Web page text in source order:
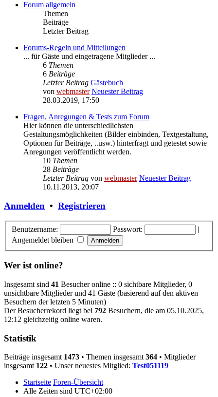
Forum allgemein
Themen
Beiträge
Letzter Beitrag
Forums-Regeln und Mitteilungen
... für Gäste und eingetragene Mitglieder ...
6 Themen
6 Beiträge
Letzter Beitrag Gästebuch
von webmaster Neuester Beitrag
28.03.2019, 17:50
Fragen, Anregungen & Tests zum Forum
Hier können die unterschiedlichsten
Gestaltungsmöglichkeiten (Bilder einbinden, Textgestaltung,
Optionen für Beiträge, ..usw.) hinterfragt und getestet sowie
Anregungen veröffentlicht werden.
10 Themen
28 Beiträge
Letzter Beitrag von webmaster Neuester Beitrag
10.11.2013, 20:07
Anmelden • Registrieren
Benutzername: Passwort:
|
Angemeldet bleiben
Wer ist online?
Insgesamt sind 41 Besucher online :: 0 sichtbare Mitglieder, 0
unsichtbare Mitglieder und 41 Gäste (basierend auf den aktiven
Besuchern der letzten 5 Minuten)
Der Besucherrekord liegt bei 792 Besuchern, die am 05.10.2025,
12:12 gleichzeitig online waren.
Statistik
Beiträge insgesamt 1473 • Themen insgesamt 364 • Mitglieder
insgesamt 122 • Unser neuestes Mitglied: Test051119
Startseite Foren-Übersicht
Alle Zeiten sind UTC+02:00